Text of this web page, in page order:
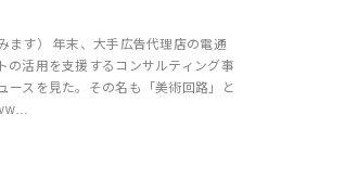
ます） 年末、大手広告代理店の電通
の活用を支援するコンサルティング事
ースを見た。その名も「美術回路」と